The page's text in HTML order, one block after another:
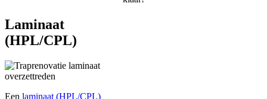
Laminaat
(HPL/CPL)
Een laminaat (HPL/CPL)